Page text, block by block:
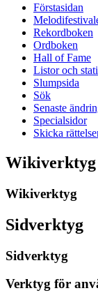
Förstasidan
Rekordboken
Ordboken
Hall of Fame
Listor och
Slumpsida
Sök
Senaste
Specialsidor
Skicka
Wikiverktyg
Wikiverktyg
Sidverktyg
Sidverktyg
Verktyg för